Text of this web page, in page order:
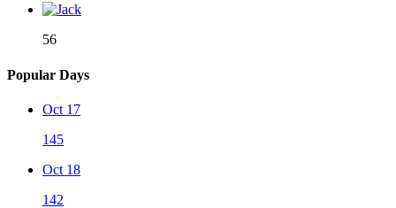
56
Popular Days
Oct 17
145
Oct 18
142